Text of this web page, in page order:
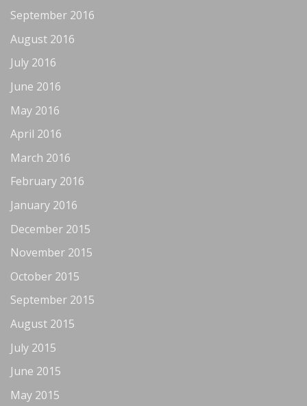
September 2016
August 2016
July 2016
June 2016
May 2016
April 2016
March 2016
February 2016
January 2016
December 2015
November 2015
October 2015
September 2015
August 2015
July 2015
June 2015
May 2015